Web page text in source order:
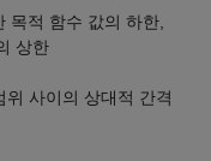
적 함수 값의 하한,
상한
사이의 상대적 간격